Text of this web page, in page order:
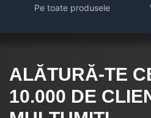
Pe toate produsele
ALĂTURĂ-TE
10.000 DE